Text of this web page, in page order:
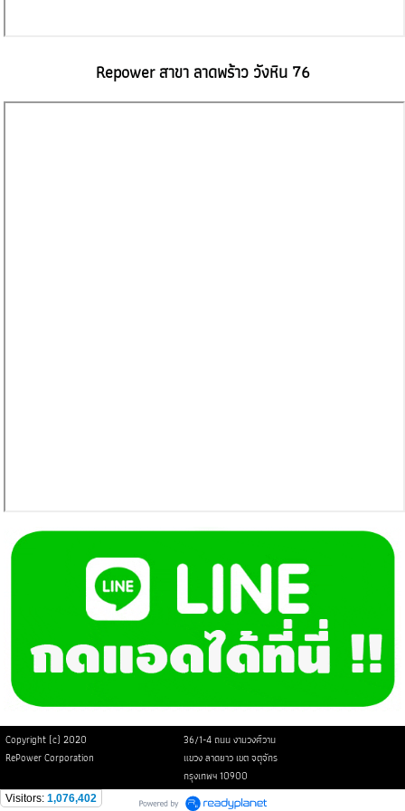
Repower สาขา ลาดพร้าว วังหิน 76
Copyright (c) 2020
36/1-4 ถนน งามวงศ์วาน
RePower Corporation
แขวง ลาดยาว เขต จตุจักร
กรุงเทพฯ 10900
Visitors: 1,076,402